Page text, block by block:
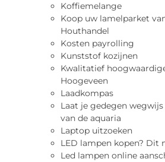
Koffiemelange
Koop uw lamelparket
Houthandel
Kosten payrolling
Kunststof kozijnen
Kwalitatief
Hoogeveen
Laadkompas
Laat je gedegen
van de aquaria
Laptop uitzoeken
LED lampen kopen? Dit
Led lampen online